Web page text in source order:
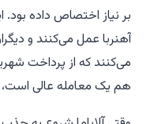
بر نیاز اختصاص داده بود.
آهنربا عمل می‌کنند و
می‌کنند که از پرداخت
هم یک معامله عالی است،